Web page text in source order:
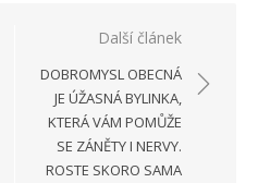
Další článek
DOBROMYSL OBECNÁ
JE ÚŽASNÁ BYLINKA,
KTERÁ VÁM POMŮŽE
SE ZÁNĚTY I NERVY.
ROSTE SKORO SAMA